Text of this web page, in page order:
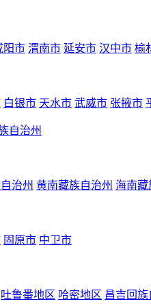
阳市 渭南市 延安市 汉中市 榆
白银市 天水市 武威市 张掖市
自治州
治州 黄南藏族自治州 海南藏
固原市 中卫市
吐鲁番地区 哈密地区 昌吉回族